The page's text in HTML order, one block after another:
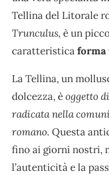
Tellina del Litorale
Trunculus, è un
caratteristicaforma
La Tellina, un
dolcezza, èoggetto
radicata nella
romano. Questa
fino ai giorni nostri,
l’autenticità e la